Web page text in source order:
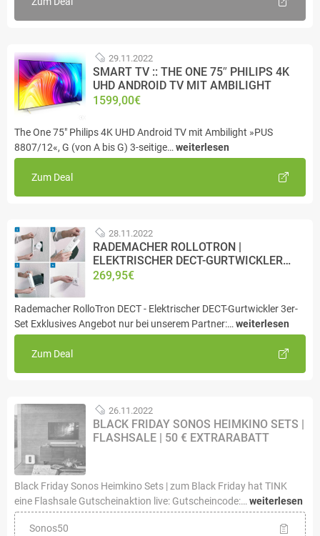
29.11.2022
SMART TV :: THE ONE 75″ PHILIPS 4K
UHD ANDROID TV MIT AMBILIGHT
1599,00€
The One 75" Philips 4K UHD Android TV mit Ambilight »PUS
8807/12«, G (von A bis G) 3-seitige… weiterlesen
Zum Deal
28.11.2022
RADEMACHER ROLLOTRON |
ELEKTRISCHER DECT-GURTWICKLER…
269,95€
Rademacher RolloTron DECT - Elektrischer DECT-Gurtwickler 3er-
Set Exklusives Angebot nur bei unserem Partner:…weiterlesen
Zum Deal
26.11.2022
BLACK FRIDAY SONOS HEIMKINO SETS |
FLASHSALE | 50 € EXTRARABATT
Black Friday Sonos Heimkino Sets | zum Black Friday hat TINK
eine Flashsale Gutscheinaktion live: Gutscheincode:… weiterlesen
Sonos50